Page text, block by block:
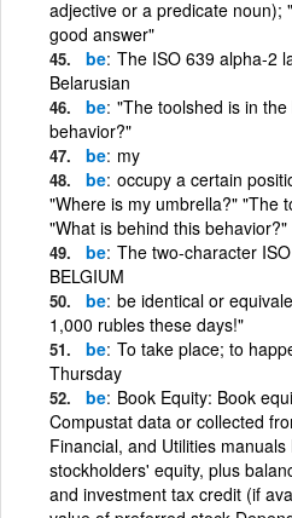
adjective or a predicate noun);
good answer"
be The ISO 639 alpha-2
Belarusian
be "The toolshed is in
behavior?"
be my
be occupy a certain
"Where is my umbrella?" "The
"What is behind this behavior?"
be The two-character
BELGIUM
be be identical or
1,000 rubles these days!"
be To take place; to
Thursday
be Book Equity: Book
Compustat data or collected
Financial, and Utilities
stockholders' equity, plus
and investment tax credit (if